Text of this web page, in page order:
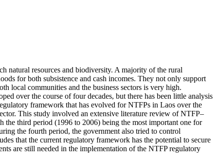
natural resources and biodiversity. A majority of the rural
for both subsistence and cash incomes. They not only support
local communities and the business sectors is very high.
over the course of four decades, but there has been little analysis
framework that has evolved for NTFPs in Laos over the
This study involved an extensive literature review of NTFP–
third period (1996 to 2006) being the most important one for
the fourth period, the government also tried to control
that the current regulatory framework has the potential to secure
are still needed in the implementation of the NTFP regulatory